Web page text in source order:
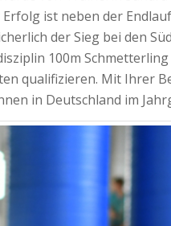
ist neben der
der Sieg bei den
100m
qualifizieren. Mit Ihrer
in Deutschland im